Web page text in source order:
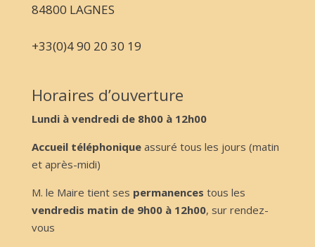
84800 LAGNES
+33(0)4 90 20 30 19
Horaires d’ouverture
Lundi à vendredi de 8h00 à 12h00
Accueil téléphoniqueassuré tous les jours (matin
et après-midi)
M. le Maire tient ses permanences tous les
vendredis matin de 9h00 à 12h00, sur rendez-
vous